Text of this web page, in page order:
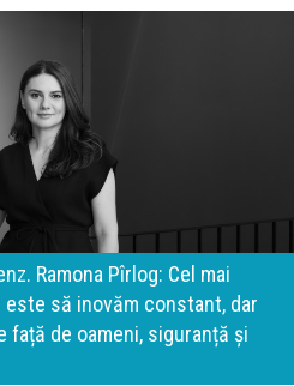
Ramona Pîrlog: Cel mai
să inovăm constant, dar
de oameni, siguranță și